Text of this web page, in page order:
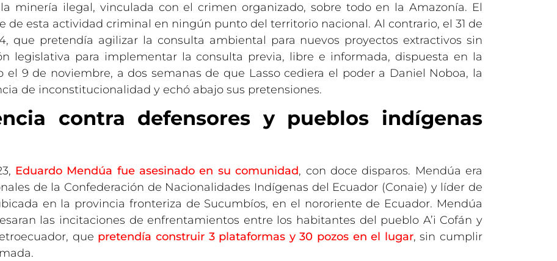
minería ilegal, vinculada con el crimen organizado, sobre todo en la Amazonía. El
de esta actividad criminal en ningún punto del territorio nacional. Al contrario, el 31 de
que pretendía agilizar la consulta ambiental para nuevos proyectos extractivos sin
legislativa para implementar la consulta previa, libre e informada, dispuesta en la
el 9 de noviembre, a dos semanas de que Lasso cediera el poder a Daniel Noboa, la
de inconstitucionalidad y echó abajo sus pretensiones.
contra defensores y pueblos indígenas
Eduardo Mendúa fue asesinado en su comunidad, con doce disparos. Mendúa era
de la Confederación de Nacionalidades Indígenas del Ecuador (Conaie) y líder de
en la provincia fronteriza de Sucumbíos, en el nororiente de Ecuador. Mendúa
las incitaciones de enfrentamientos entre los habitantes del pueblo A’i Cofán y
que pretendía construir 3 plataformas y 30 pozos en el lugar, sin cumplir